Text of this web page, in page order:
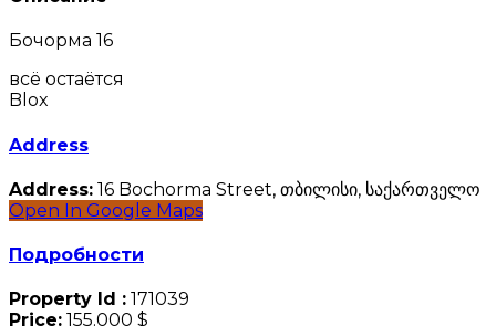
Бочорма 16
всё остаётся
Blox
Address
Address: 16 Bochorma Street, თბილისი, საქართველო
Open In Google Maps
Подробности
Property Id : 171039
Price: 155.000 $